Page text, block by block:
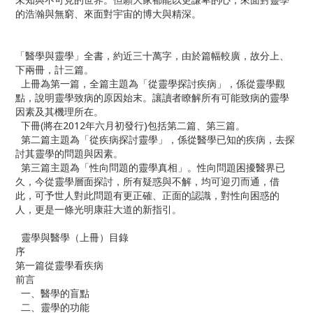
的浩瀚與無窮、來面對宇宙的博大與精深。
「醫學與靈學」全書，約近三十萬字，由於篇幅較廣，故分上、
下兩冊，計三篇。
上冊為第一篇，全篇主題為「從靈學探討疾病」，係從靈學觀
點，說明靈學致病的原因始末。讓讀者瞭解所有可能致病的靈學
因素及其機理所在。
下冊(將在2012年六月初發行)包括第二篇、第三篇。
第二篇主題為「從疾病探討靈學」，係從醫學已知的疾病，去探
討其靈學的問題與因素。
第三篇主題為「性向問題的靈學真相」。性向問題困擾醫界已
久，今從靈學層面探討，所有疑惑與不解，均可迎刃而通，借
此，可予世人對此問題有更正確、正面的認識，對性向困惑的
人，更是一條光明康莊大道的新指引。
靈學與醫學（上冊）目錄
序
第一篇從靈學看疾病
前言
一、醫學的盲點
二、靈學的功能